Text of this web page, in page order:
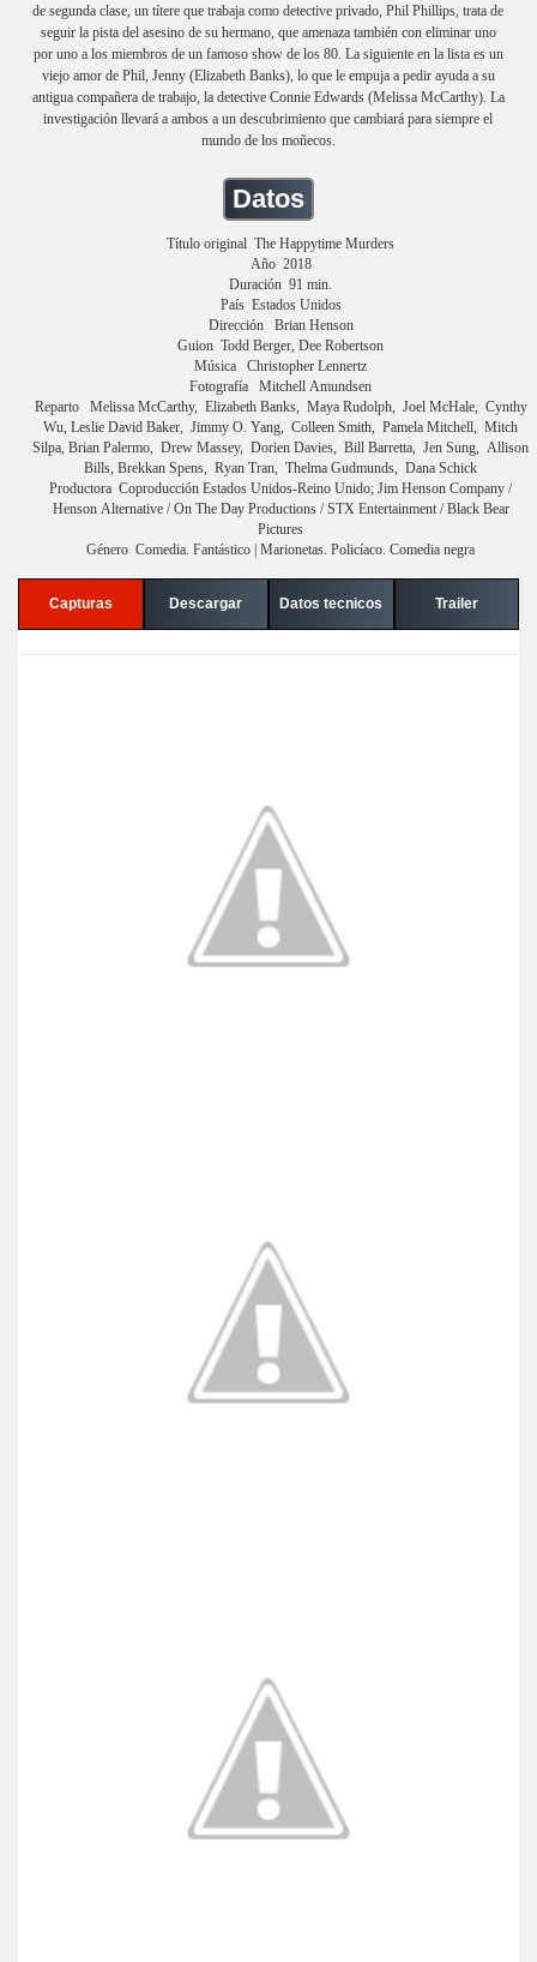
de segunda clase, un títere que trabaja como detective privado, Phil Phillips, trata de
seguir la pista del asesino de su hermano, que amenaza también con eliminar uno
por uno a los miembros de un famoso show de los 80. La siguiente en la lista es un
viejo amor de Phil, Jenny (Elizabeth Banks), lo que le empuja a pedir ayuda a su
antigua compañera de trabajo, la detective Connie Edwards (Melissa McCarthy). La
investigación llevará a ambos a un descubrimiento que cambiará para siempre el
mundo de los moñecos.
Datos
Título original The Happytime Murders
Año 2018
Duración 91 min.
País Estados Unidos
Dirección Brian Henson
Guion Todd Berger, Dee Robertson
Música Christopher Lennertz
Fotografía Mitchell Amundsen
Reparto Melissa McCarthy, Elizabeth Banks, Maya Rudolph, Joel McHale, Cynthy
Wu, Leslie David Baker, Jimmy O. Yang, Colleen Smith, Pamela Mitchell, Mitch
Silpa, Brian Palermo, Drew Massey, Dorien Davies, Bill Barretta, Jen Sung, Allison
Bills, Brekkan Spens, Ryan Tran, Thelma Gudmunds, Dana Schick
Productora Coproducción Estados Unidos-Reino Unido; Jim Henson Company /
Henson Alternative / On The Day Productions / STX Entertainment / Black Bear
Pictures
Género Comedia. Fantástico | Marionetas. Policíaco. Comedia negra
Capturas Descargar Datos tecnicos Trailer